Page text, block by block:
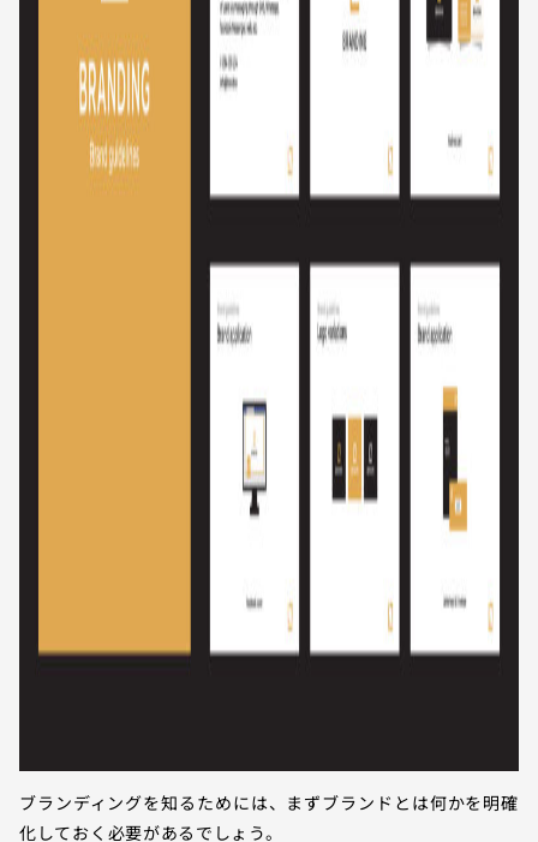
ブランディングを知るためには、まずブランドとは何かを明確
化しておく必要があるでしょう。